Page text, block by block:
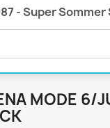
&
Fahrt
Motorrad
Zeitschrift
- Super
MODE 6/